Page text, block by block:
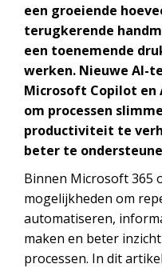
een groeiende
terugkerende
een toenemende
werken. Nieuwe AI-
Microsoft Copilot en
om processen
productiviteit te
beter te
Binnen Microsoft 365
mogelijkheden om
automatiseren,
maken en beter
processen. In dit